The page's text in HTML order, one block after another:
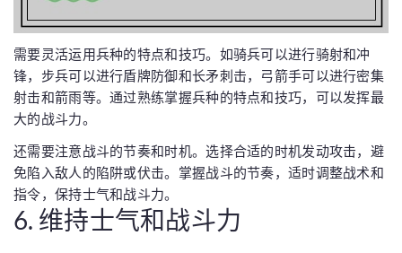
需要灵活运用兵种的特点和技巧。如骑兵可以进行骑射和冲
锋，步兵可以进行盾牌防御和长矛刺击，弓箭手可以进行密集
射击和箭雨等。通过熟练掌握兵种的特点和技巧，可以发挥最
大的战斗力。
还需要注意战斗的节奏和时机。选择合适的时机发动攻击，避
免陷入敌人的陷阱或伏击。掌握战斗的节奏，适时调整战术和
指令，保持士气和战斗力。
6. 维持士气和战斗力